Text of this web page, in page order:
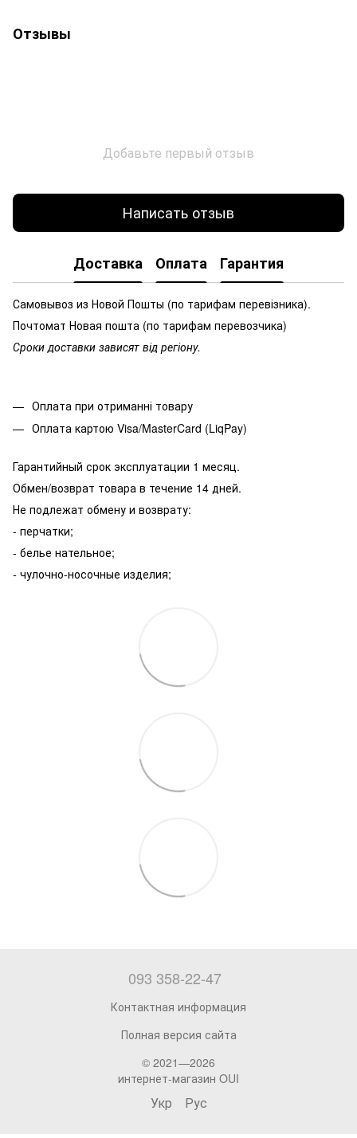
Отзывы
Добавьте первый отзыв
Написать отзыв
Доставка Оплата Гарантия
Самовывоз из Новой Пошты (по тарифам перевізника).
Почтомат Новая пошта (по тарифам перевозчика)
Сроки доставки зависят від регіону.
Оплата при отриманні товару
Оплата картою Visa/MasterCard (LiqPay)
Гарантийный срок эксплуатации 1 месяц.
Обмен/возврат товара в течение 14 дней.
Не подлежат обмену и возврату:
- перчатки;
- белье нательное;
- чулочно-носочные изделия;
093 358-22-47
Контактная информация
Полная версия сайта
© 2021—2026
интернет-магазин OUI
Укр Рус